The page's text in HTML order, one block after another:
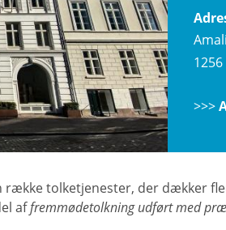
>>>
række tolketjenester, der dækker
affremmødetolkning udført med